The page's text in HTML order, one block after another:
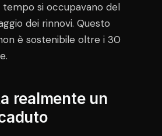
si occupavano del
dei rinnovi. Questo
è sostenibile oltre i 30
realmente un